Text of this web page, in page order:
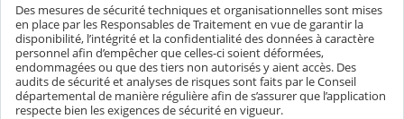
Des mesures de sécurité techniques et organisationnelles sont mises
en place par les Responsables de Traitement en vue de garantir la
disponibilité, l’intégrité et la confidentialité des données à caractère
personnel afin d’empêcher que celles-ci soient déformées,
endommagées ou que des tiers non autorisés y aient accès. Des
audits de sécurité et analyses de risques sont faits par le Conseil
départemental de manière régulière afin de s’assurer que l’application
respecte bien les exigences de sécurité en vigueur.